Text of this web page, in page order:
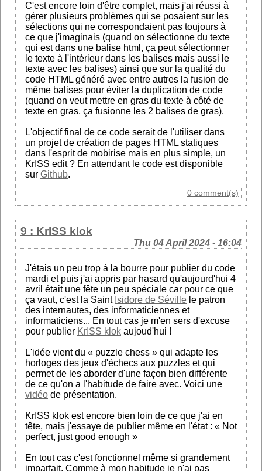
C'est encore loin d'être complet, mais j'ai réussi à
gérer plusieurs problèmes qui se posaient sur les
sélections qui ne correspondaient pas toujours à
ce que j'imaginais (quand on sélectionne du texte
qui est dans une balise html, ça peut sélectionner
le texte à l'intérieur dans les balises mais aussi le
texte avec les balises) ainsi que sur la qualité du
code HTML généré avec entre autres la fusion de
même balises pour éviter la duplication de code
(quand on veut mettre en gras du texte à côté de
texte en gras, ça fusionne les 2 balises de gras).
L'objectif final de ce code serait de l'utiliser dans
un projet de création de pages HTML statiques
dans l'esprit de mobirise mais en plus simple, un
KrISS edit ? En attendant le code est disponible
sur Github.
0 comment(s)
9 : KrISS klok
Thu 04 April 2024 - 16:04
J'étais un peu trop à la bourre pour publier du code
mardi et puis j'ai appris par hasard qu'aujourd'hui 4
avril était une fête un peu spéciale car pour ce que
ça vaut, c'est la Saint Isidore de Séville le patron
des internautes, des informaticiennes et
informaticiens... En tout cas je m'en sers d'excuse
pour publier KrISS klok aujoud'hui !
L'idée vient du « puzzle chess » qui adapte les
horloges des jeux d'échecs aux puzzles et qui
permet de les aborder d'une façon bien différente
de ce qu'on a l'habitude de faire avec. Voici une
vidéo de présentation.
KrISS klok est encore bien loin de ce que j'ai en
tête, mais j'essaye de publier même en l'état : « Not
perfect, just good enough »
En tout cas c'est fonctionnel même si grandement
imparfait. Comme à mon habitude je n'ai pas